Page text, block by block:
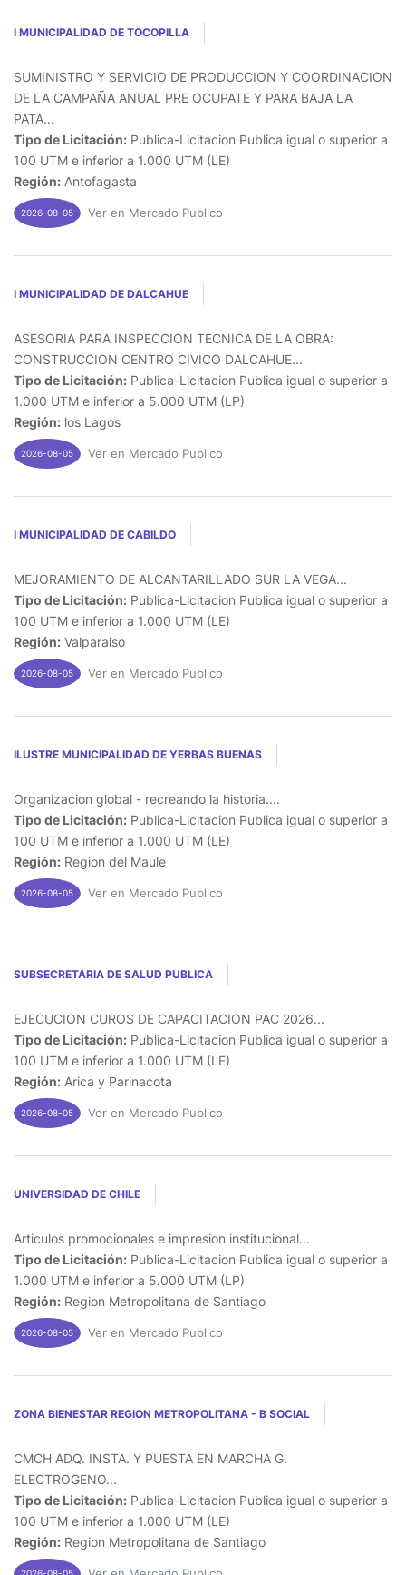
I MUNICIPALIDAD DE TOCOPILLA
SUMINISTRO Y SERVICIO DE PRODUCCION Y COORDINACION
DE LA CAMPAÑA ANUAL PRE OCUPATE Y PARA BAJA LA
PATA...
Tipo de Licitación: Publica-Licitacion Publica igual o superior a
100 UTM e inferior a 1.000 UTM (LE)
Región: Antofagasta
2026-08-05 Ver en Mercado Publico
I MUNICIPALIDAD DE DALCAHUE
ASESORIA PARA INSPECCION TECNICA DE LA OBRA:
CONSTRUCCION CENTRO CIVICO DALCAHUE...
Tipo de Licitación: Publica-Licitacion Publica igual o superior a
1.000 UTM e inferior a 5.000 UTM (LP)
Región: los Lagos
2026-08-05 Ver en Mercado Publico
I MUNICIPALIDAD DE CABILDO
MEJORAMIENTO DE ALCANTARILLADO SUR LA VEGA...
Tipo de Licitación: Publica-Licitacion Publica igual o superior a
100 UTM e inferior a 1.000 UTM (LE)
Región: Valparaiso
2026-08-05 Ver en Mercado Publico
ILUSTRE MUNICIPALIDAD DE YERBAS BUENAS
Organizacion global - recreando la historia....
Tipo de Licitación: Publica-Licitacion Publica igual o superior a
100 UTM e inferior a 1.000 UTM (LE)
Región: Region del Maule
2026-08-05 Ver en Mercado Publico
SUBSECRETARIA DE SALUD PUBLICA
EJECUCION CUROS DE CAPACITACION PAC 2026...
Tipo de Licitación: Publica-Licitacion Publica igual o superior a
100 UTM e inferior a 1.000 UTM (LE)
Región: Arica y Parinacota
2026-08-05 Ver en Mercado Publico
UNIVERSIDAD DE CHILE
Articulos promocionales e impresion institucional...
Tipo de Licitación: Publica-Licitacion Publica igual o superior a
1.000 UTM e inferior a 5.000 UTM (LP)
Región: Region Metropolitana de Santiago
2026-08-05 Ver en Mercado Publico
ZONA BIENESTAR REGION METROPOLITANA - B SOCIAL
CMCH ADQ. INSTA. Y PUESTA EN MARCHA G.
ELECTROGENO...
Tipo de Licitación: Publica-Licitacion Publica igual o superior a
100 UTM e inferior a 1.000 UTM (LE)
Región: Region Metropolitana de Santiago